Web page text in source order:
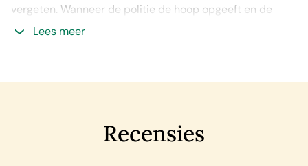
vergeten. Wanneer de politie de hoop opgeeft en de
media geen interesse meer hebben, is het voor Frankie
tegenwerking door de politie en het lijkt erop dat ze
vragen stelt die niet beantwoord mogen worden. Maar
Lees meer
Recensies